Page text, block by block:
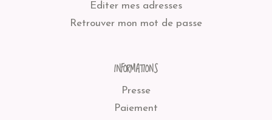
Editer mes adresses
Retrouver mon mot de passe
INFORMATIONS
Presse
Paiement